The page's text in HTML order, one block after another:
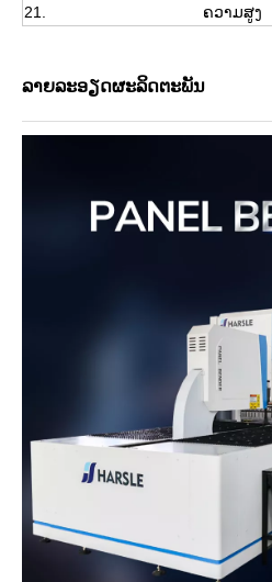
21.
ຄວາມສູງ
ລາຍລະອຽດຜະລິດຕະພັນ